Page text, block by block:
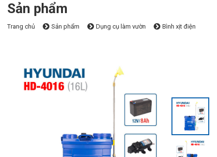
Sản phẩm
Trang chủ Sản phẩm Dụng cụ làm vườn Bình xịt điện